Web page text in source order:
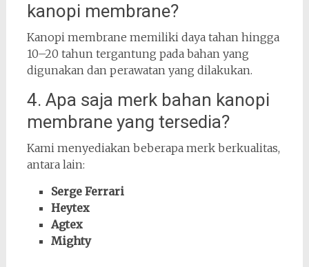
kanopi membrane?
Kanopi membrane memiliki daya tahan hingga
10–20 tahun tergantung pada bahan yang
digunakan dan perawatan yang dilakukan.
4. Apa saja merk bahan kanopi
membrane yang tersedia?
Kami menyediakan beberapa merk berkualitas,
antara lain:
Serge Ferrari
Heytex
Agtex
Mighty